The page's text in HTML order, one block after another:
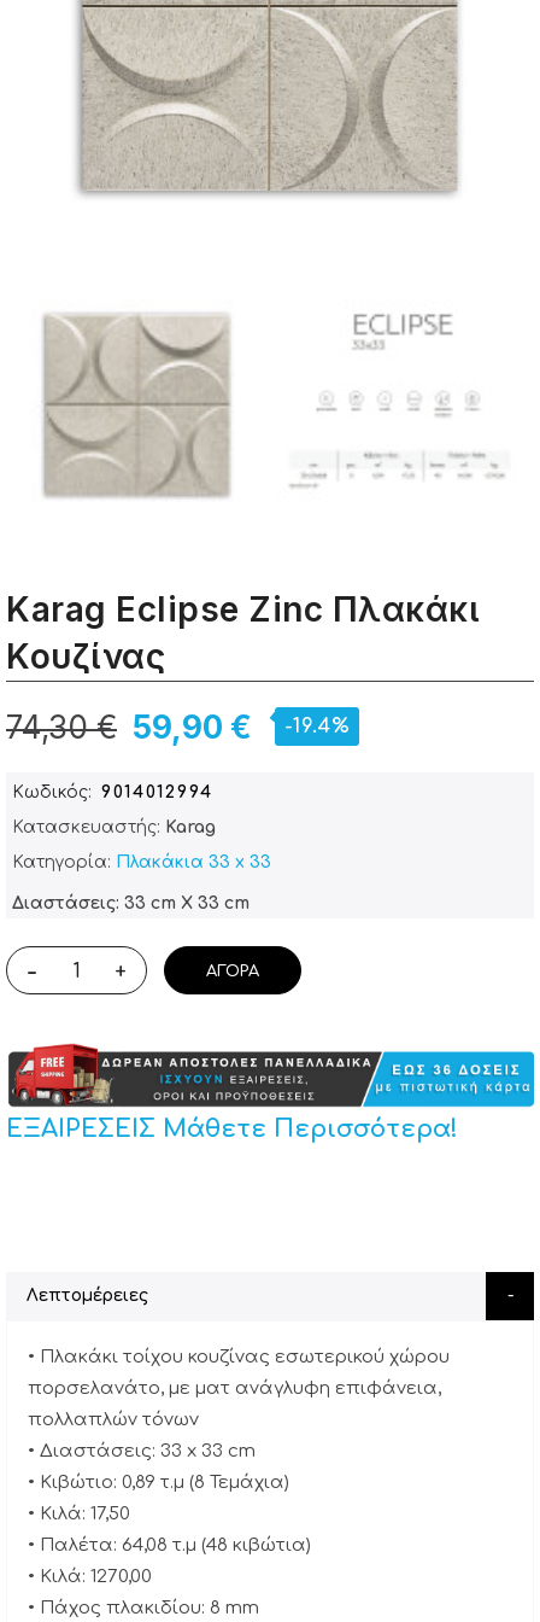
Karag Eclipse Zinc Πλακάκι
Κουζίνας
59,90 €
74,30 € -19.4%
Κωδικός
9014012994
Κατασκευαστής: Karag
Κατηγορία: Πλακάκια 33 x 33
Διαστάσεις: 33 cm X 33 cm
- + ΑΓΟΡΆ
ΕΞΑΙΡΕΣΕΙΣ Μάθετε Περισσότερα!
Λεπτομέρειες
• Πλακάκι τοίχου κουζίνας εσωτερικού χώρου
πορσελανάτο, με ματ ανάγλυφη επιφάνεια,
πολλαπλών τόνων
• Διαστάσεις: 33 x 33 cm
• Κιβώτιο: 0,89 τ.μ (8 Τεμάχια)
• Κιλά: 17,50
• Παλέτα: 64,08 τ.μ (48 κιβώτια)
• Κιλά: 1270,00
• Πάχος πλακιδίου: 8 mm